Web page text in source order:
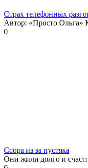
Страх телефонных
Автор: «Просто Ольга»
0
Ссора из за пустяка
Они жили долго и